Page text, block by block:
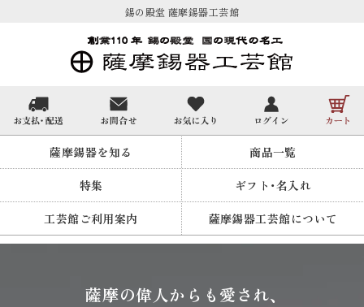
錫の殿堂 薩摩錫器工芸館
薩摩錫器を知る 商品一覧
特集 ギフト・名入れ
工芸館ご利用案内 薩摩錫器工芸館について
薩摩の偉人からも愛され、